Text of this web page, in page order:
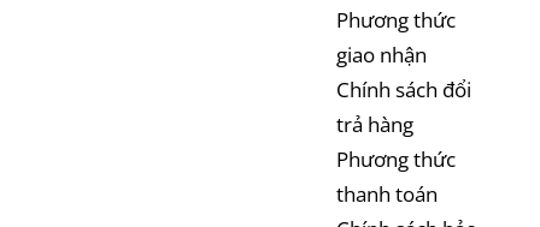
Phương thức
giao nhận
Chính sách đổi
trả hàng
Phương thức
thanh toán